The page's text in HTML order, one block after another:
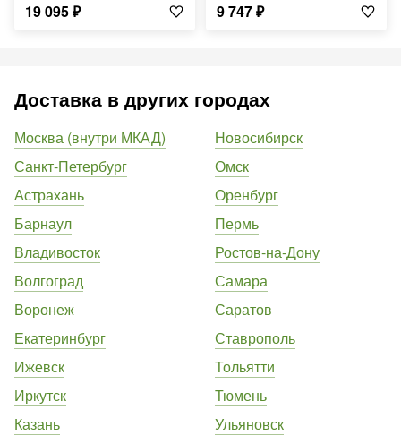
19 095₽ 9 747₽
Доставка в других городах
Москва (внутри МКАД)
Санкт-Петербург
Астрахань
Барнаул
Владивосток
Волгоград
Воронеж
Екатеринбург
Ижевск
Иркутск
Казань
Новосибирск
Омск
Оренбург
Пермь
Ростов-на-Дону
Самара
Саратов
Ставрополь
Тольятти
Тюмень
Ульяновск